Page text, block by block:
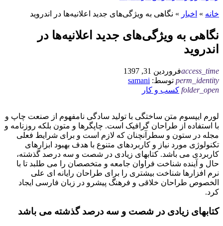
خانه » اخبار » نگاهی به ویژگی‌های جدید اعلانیه‌ها در اندروید
نگاهی به ویژگی‌های جدید اعلانیه‌ها در
اندروید
access_timeفروردین 31, 1397
perm_identity توسط: samani
folder_open کسب و کار
لورم ایپسوم متن ساختگی با تولید سادگی نامفهوم از صنعت چاپ و
با استفاده از طراحان گرافیک است. چاپگرها و متون بلکه روزنامه و
مجله در ستون و سطرآنچنان که لازم است و برای شرایط فعلی
تکنولوژی مورد نیاز و کاربردهای متنوع با هدف بهبود ابزارهای
کاربردی می باشد. کتابهای زیادی در شصت و سه درصد گذشته،
حال و آینده شناخت فراوان جامعه و متخصصان را می طلبد تا با
نرم افزارها شناخت بیشتری را برای طراحان رایانه ای علی
الخصوص طراحان خلاقی و فرهنگ پیشرو در زبان فارسی ایجاد
کرد.
کتابهای زیادی در شصت و سه درصد گذشته می باشد